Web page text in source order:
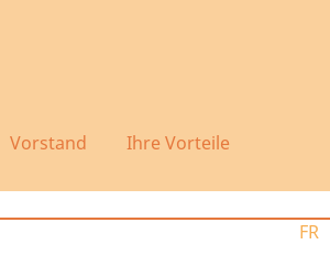
Vorstand Ihre Vorteile
FR